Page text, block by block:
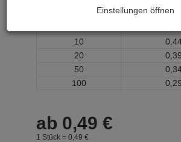
ab Menge
Preis je
10
0,
20
0, 39
50
0,
100
0, 29
ab 0,49 €
1 Stück = 0, 49 €
Einstellungen öffnen